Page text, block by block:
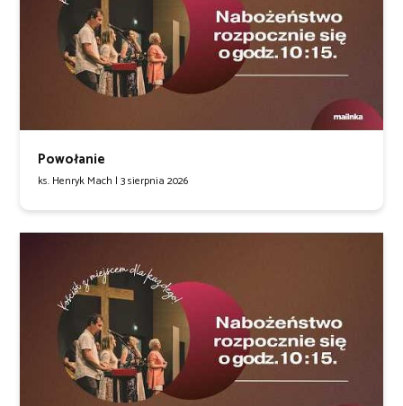
Powołanie
ks. Henryk Mach | 3 sierpnia 2026